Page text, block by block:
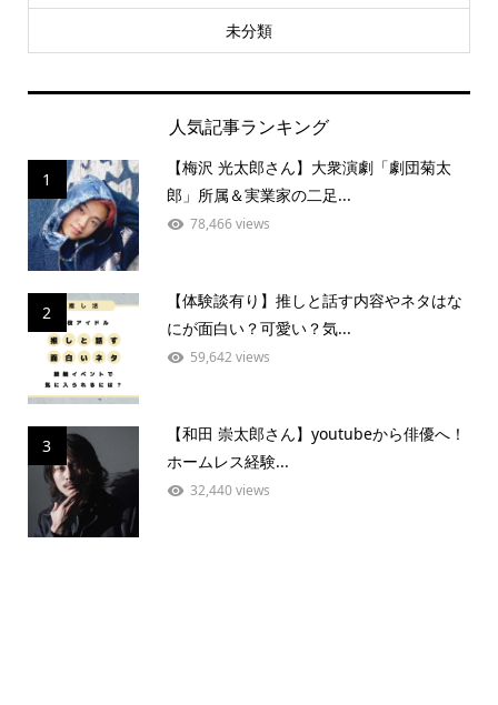
未分類
人気記事ランキング
1
【梅沢 光太郎さん】大衆演劇「劇団菊太
郎」所属＆実業家の二足...
78,466 views
2
【体験談有り】推しと話す内容やネタはな
にが面白い？可愛い？気...
59,642 views
3
【和田 崇太郎さん】youtubeから俳優へ！
ホームレス経験...
32,440 views